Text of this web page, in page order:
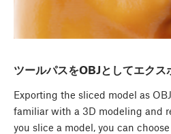
ツールパスをOBJとしてエクス
Exporting the sliced model as
familiar with a 3D modeling and
you slice a model, you can